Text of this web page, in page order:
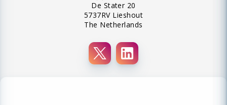
De Stater 20
5737RV Lieshout
The Netherlands